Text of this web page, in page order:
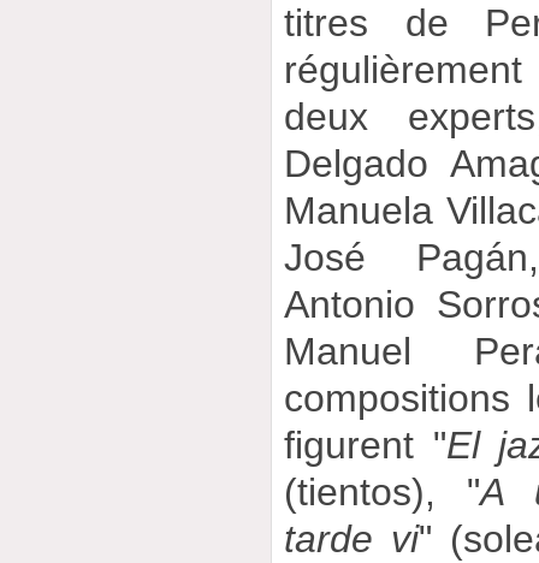
titres de
deux
Delgado
Manuela
José
Antonio
Manuel
compositions
figurent "El
(tientos), "A
tarde vi"